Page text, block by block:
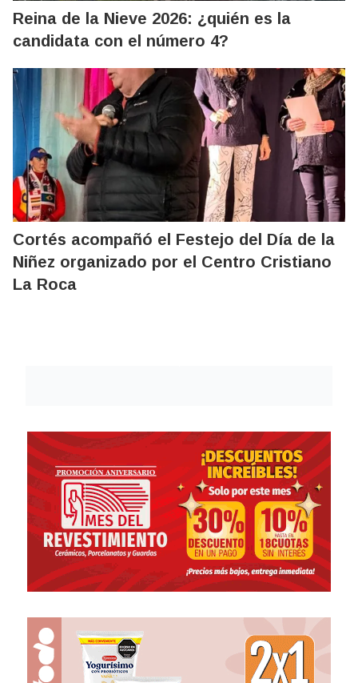
Reina de la Nieve 2026: ¿quién es la
candidata con el número 4?
Cortés acompañó el Festejo del Día de la
Niñez organizado por el Centro Cristiano
La Roca